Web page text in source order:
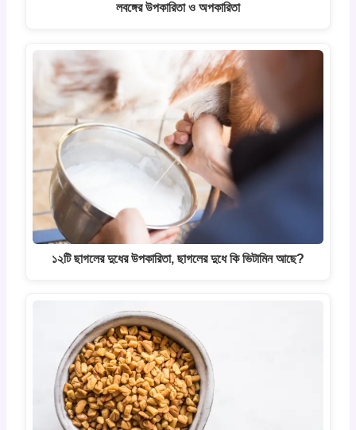
লবঙ্গের উপকারিতা ও অপকারিতা
১২টি ছাগলের দুধের উপকারিতা, ছাগলের দুধে কি ভিটামিন আছে?